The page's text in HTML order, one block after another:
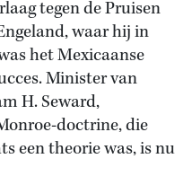
tegen de Pruisen
waar hij in
het Mexicaanse
Minister van
H. Seward,
doctrine, die
een theorie was, is nu